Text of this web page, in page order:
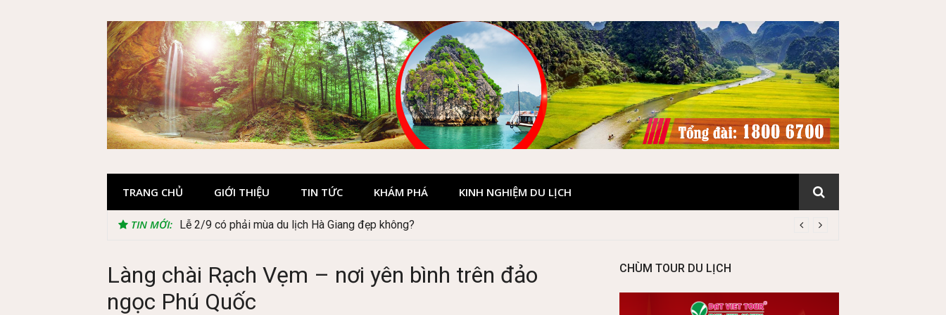
TRANG CHỦ GIỚI THIỆU TIN TỨC KHÁM PHÁ KINH NGHIỆM DU LỊCH
TIN MỚI: Lễ 2/9 có phải mùa du lịch Hà Giang đẹp không?
Cây Ráy khổng lồ tại vườn Quốc gia Cúc Phương
Làng chài Rạch Vẹm – nơi yên bình trên đảo
ngọc Phú Quốc
CHÙM TOUR DU LỊCH